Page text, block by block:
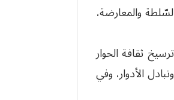
والمعارضة،
ثقافة الحوار
الأدوار، وفي